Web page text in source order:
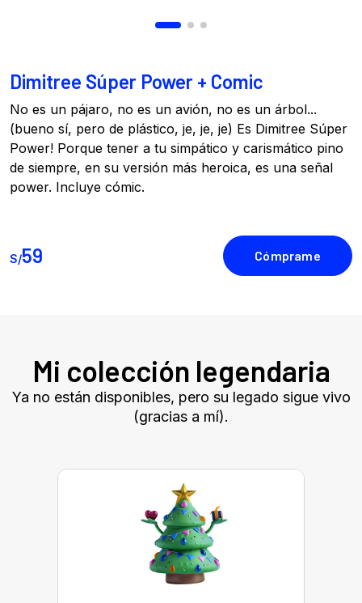
Dimitree Súper Power + Comic
No es un pájaro, no es un avión, no es un árbol...
(bueno sí, pero de plástico, je, je, je) Es Dimitree Súper
Power! Porque tener a tu simpático y carismático pino
de siempre, en su versión más heroica, es una señal
power. Incluye cómic.
S/59
Mi colección legendaria
Ya no están disponibles, pero su legado sigue vivo
(gracias a mí).